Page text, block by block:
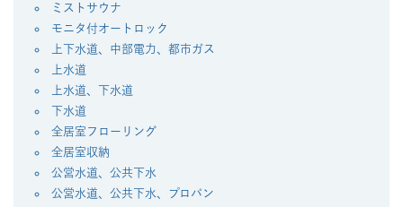
ミストサウナ
モニタ付オートロック
上下水道、中部電力、都市ガス
上水道
上水道、下水道
下水道
全居室フローリング
全居室収納
公営水道、公共下水
公営水道、公共下水、プロパン